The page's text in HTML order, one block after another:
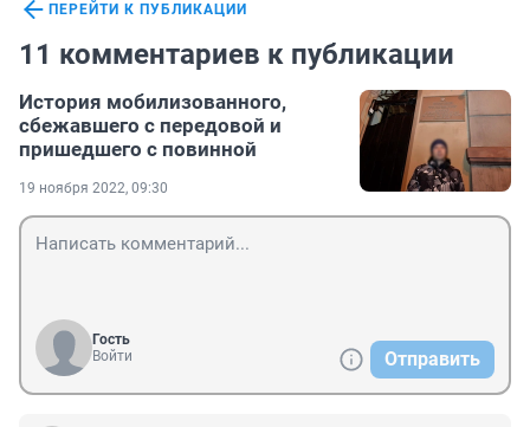
ПЕРЕЙТИ К ПУБЛИКАЦИИ
11 комментариев к публикации
История мобилизованного,
сбежавшего с передовой и
пришедшего с повинной
19 ноября 2022, 09:30
Гость
Войти
Отправить